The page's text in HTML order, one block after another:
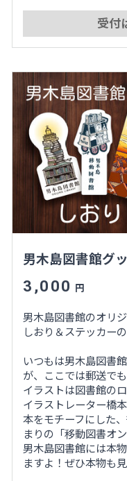
受付
男木島図書館グ
3,000 円
男木島図書館のオリ
しおり＆ステッカー
いつもは男木島図書
が、ここでは郵送で
イラストは図書館の
イラストレーター橋
本をモチーフにした
まりの「移動図書オ
男木島図書館には本
ますよ！ぜひ本物も